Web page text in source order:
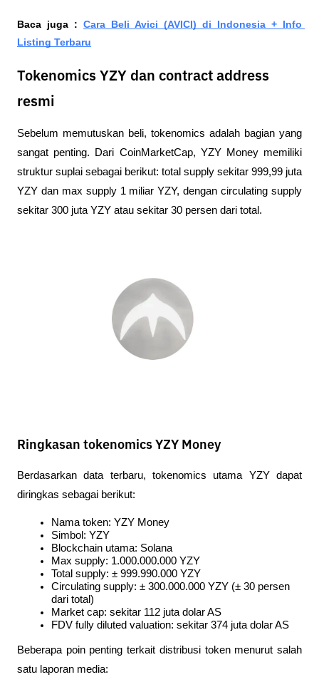
Baca juga : Cara Beli Avici (AVICI) di Indonesia + Info
Listing Terbaru
Tokenomics YZY dan contract address
resmi
Sebelum memutuskan beli, tokenomics adalah bagian yang
sangat penting. Dari CoinMarketCap, YZY Money memiliki
struktur suplai sebagai berikut: total supply sekitar 999,99 juta
YZY dan max supply 1 miliar YZY, dengan circulating supply
sekitar 300 juta YZY atau sekitar 30 persen dari total.
Ringkasan tokenomics YZY Money
Berdasarkan data terbaru, tokenomics utama YZY dapat
diringkas sebagai berikut:
Nama token: YZY Money
Simbol: YZY
Blockchain utama: Solana
Max supply: 1.000.000.000 YZY
Total supply: ± 999.990.000 YZY
Circulating supply: ± 300.000.000 YZY (± 30 persen
dari total)
Market cap: sekitar 112 juta dolar AS
FDV fully diluted valuation: sekitar 374 juta dolar AS
Beberapa poin penting terkait distribusi token menurut salah
satu laporan media: